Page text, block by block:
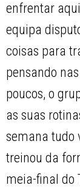
enfrentar
equipa
coisas para
pensando
poucos, o
as suas
semana tudo
treinou da
meia-final do